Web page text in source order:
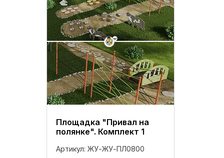
Площадка "Привал на
полянке". Комплект 1
Артикул: ЖУ-ЖУ-ПЛ0800